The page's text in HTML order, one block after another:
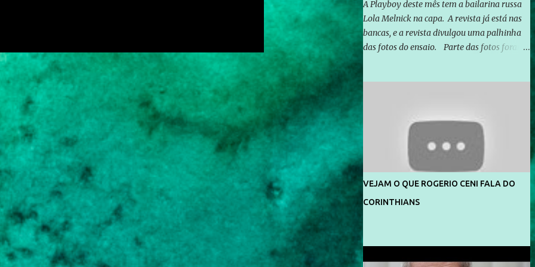
A Playboy deste mês tem a bailarina russa
Lola Melnick na capa. A revista já está nas
bancas, e a revista divulgou uma palhinha
das fotos do ensaio. Parte das fotos foram
divulga capa e primeiras fotos de Lola
Melnick - @aredacao
VEJAM O QUE ROGERIO CENI FALA DO
CORINTHIANS